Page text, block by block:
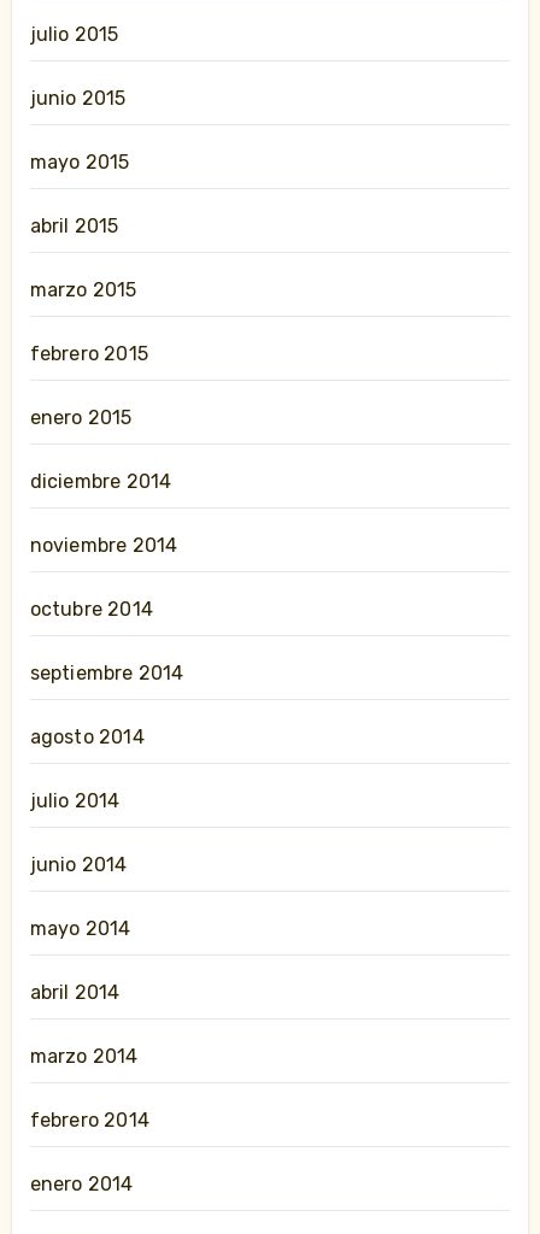
julio 2015
junio 2015
mayo 2015
abril 2015
marzo 2015
febrero 2015
enero 2015
diciembre 2014
noviembre 2014
octubre 2014
septiembre 2014
agosto 2014
julio 2014
junio 2014
mayo 2014
abril 2014
marzo 2014
febrero 2014
enero 2014